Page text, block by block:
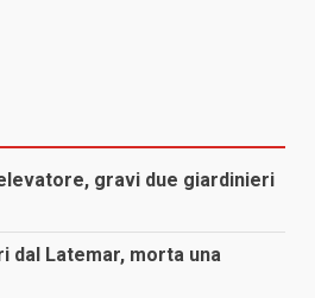
gravi due giardinieri
dal Latemar, morta una